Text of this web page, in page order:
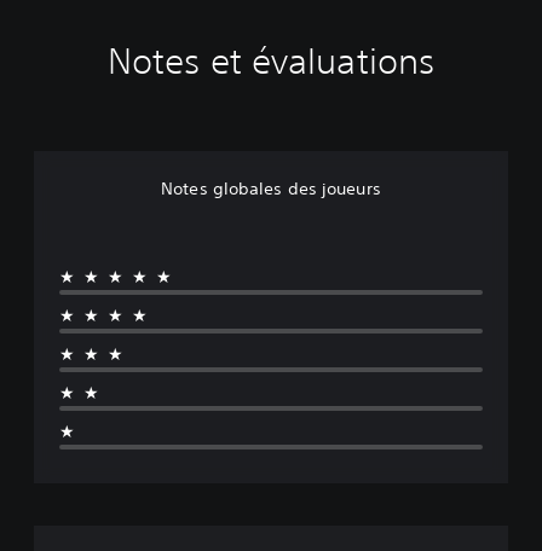
Notes et évaluations
Notes globales des joueurs
★★★★★
★★★★
★★★
★★
★